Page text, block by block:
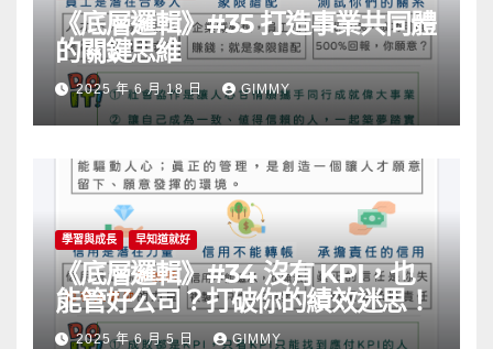
《底層邏輯》#35 打造事業共同體
的關鍵思維
2025 年 6 月 18 日 GIMMY
學習與成長 早知道就好
《底層邏輯》#34 沒有 KPI，也
能管好公司？打破你的績效迷思！
2025 年 6 月 5 日 GIMMY